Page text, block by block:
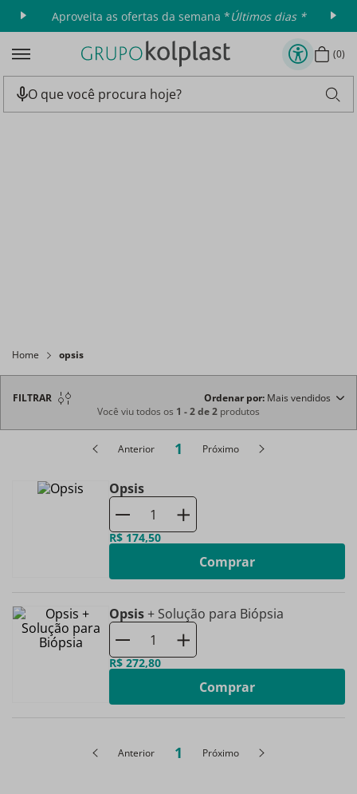
Aproveita as ofertas da semana *Últimos dias *
0
Home opsis
FILTRAR Ordenar por Mais vendidos
Você viu todos os 1 -2de2 produtos
Anterior 1 Próximo
Opsis
R$ 174,50
Comprar
Opsis+ Solução para Biópsia
R$ 272,80
Comprar
Anterior 1 Próximo